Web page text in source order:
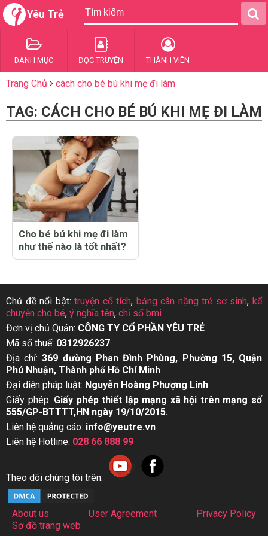
Yêu Trẻ
DANH MỤC ĐỌC TRUYỆN THÀNH VIÊN
Trang Chủ cách cho bé bú khi mẹ đi làm
TAG: CÁCH CHO BÉ BÚ KHI MẸ ĐI LÀM
Cho bé bú khi mẹ đi làm
như thế nào là tốt nhất?
Chủ đề nổi bật:truyện cổ tích, bảng cân nặng trẻ sơ sinh,kể
chuyện cho bé, ý nghĩa tên, chỉ số bmi
Đơn vị chủ Quản: CÔNG TY CỔ PHẦN YÊU TRẺ
Mã số thuế: 0312926237
Địa chỉ:369 đường Phan Đình Phùng, Phường 15, Quận
Phú Nhuận, Thành phố Hồ Chí Minh
Đại diện pháp luật: Nguyễn Hoàng Phượng Linh
Giấy phép: Giấy phép thiết lập mạng xã hội trên mạng số
555/GP-BTTTT,HN ngày 19/10/2015.
Liên hệ quảng cáo: info@yeutre.vn
Liên hệ Hotline: 028 66 888 99
Theo dõi chúng tôi trên:
About us User Agreement
Privacy Policy
Sơ đồ trang web